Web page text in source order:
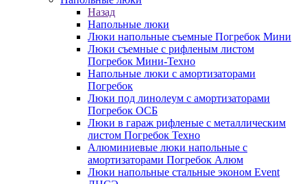
Назад
Напольные люки
Люки напольные съемные Погребок Мини
Люки съемные с рифленым листом
Погребок Мини-Техно
Напольные люки с амортизаторами
Погребок
Люки под линолеум с амортизаторами
Погребок ОСБ
Люки в гараж рифленые с металлическим
листом Погребок Техно
Алюминиевые люки напольные с
амортизаторами Погребок Алюм
Люки напольные стальные эконом Event